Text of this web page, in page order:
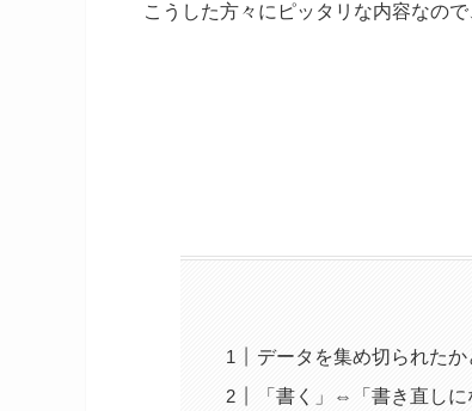
こうした方々にピッタリな内容なの
データを集め切られた
「書く」⇔「書き直し